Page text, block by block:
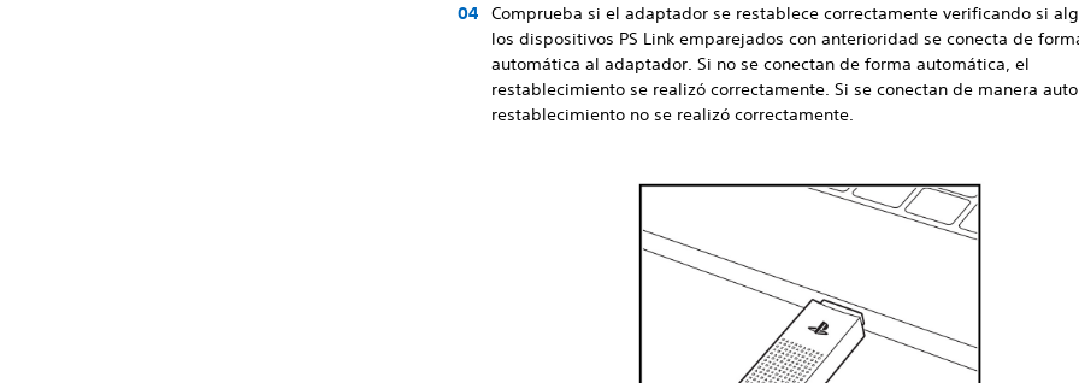
Comprueba si el adaptador se restablece correctamente verificando si
los dispositivos PS Link emparejados con anterioridad se conecta de
automática al adaptador. Si no se conectan de forma automática, el
restablecimiento se realizó correctamente. Si se conectan de manera
restablecimiento no se realizó correctamente.